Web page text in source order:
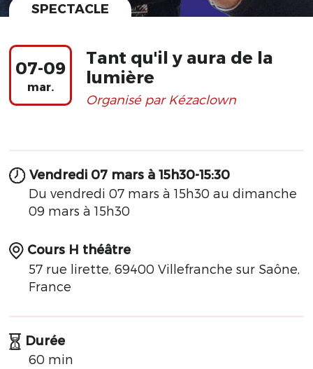
Tant qu'il y aura de la
lumière
SPECTACLE
Organisé par Kézaclown
07-09
mar.
Vendredi 07 mars à 15h30-15:30
Du vendredi 07 mars à 15h30 au dimanche
09 mars à 15h30
Cours H théâtre
57 rue lirette, 69400 Villefranche sur Saône,
France
Durée
60 min